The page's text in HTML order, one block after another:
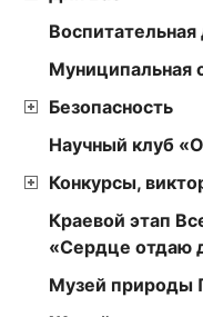
Муниципальная
Безопасность
Научный клуб
Конкурсы,
Краевой этап
«Сердце отдаю
Музей природы